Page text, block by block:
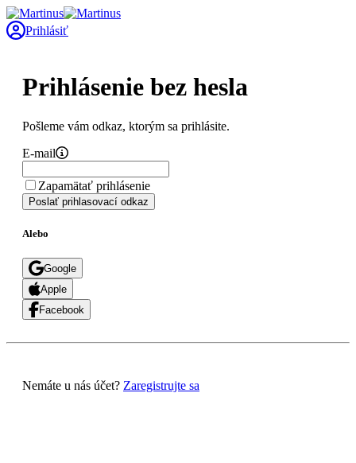
Prihlásiť
Prihlásenie bez hesla
Pošleme vám odkaz, ktorým sa prihlásite.
E-mail
Zapamätať prihlásenie
Poslať prihlasovací odkaz
Alebo
Google
Apple
Facebook
Nemáte u nás účet? Zaregistrujte sa